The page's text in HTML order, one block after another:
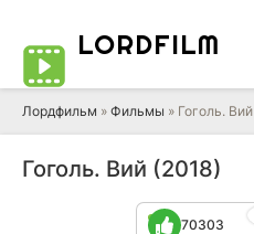
LORDFILM
Лордфильм » Фильмы » Гоголь. Вий
Гоголь. Вий (2018)
70303